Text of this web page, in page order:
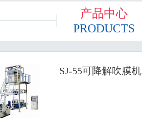
产品中心
PRODUCTS
SJ-55可降解吹膜机